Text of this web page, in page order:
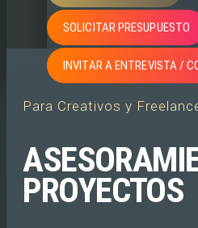
SOLICITAR PRESUPUESTO
INVITAR A ENTREVISTA /
Para Creativos y
PROYECTOS